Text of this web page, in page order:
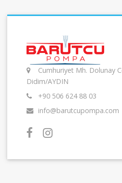
Cumhuriyet Mh. Dolunay
Didim/AYDIN
+90 506 624 88 03
info@barutcupompa.com